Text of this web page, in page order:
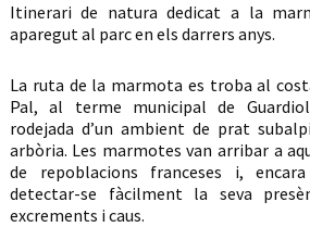
Itinerari de natura dedicat a la
aparegut al parc en els darrers anys.
La ruta de la marmota es troba al
Pal, al terme municipal de
rodejada d’un ambient de prat
arbòria. Les marmotes van arribar a
de repoblacions franceses i,
detectar-se fàcilment la seva
excrements i caus.